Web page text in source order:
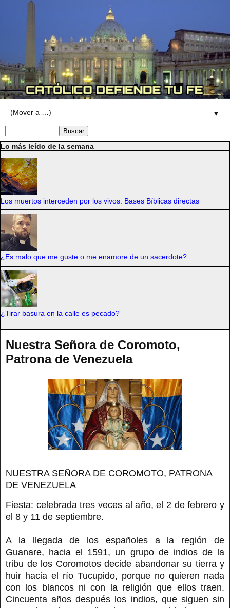
▼
Lo más leído de la semana
Los muertos interceden por los vivos. Bases Bíblicas directas
¿Es malo que me guste o me enamore de un sacerdote?
¿Tirar basura en la calle es pecado?
Nuestra Señora de Coromoto,
Patrona de Venezuela
NUESTRA SEÑORA DE COROMOTO, PATRONA
DE VENEZUELA
Fiesta: celebrada tres veces al año, el 2 de febrero y
el 8 y 11 de septiembre.
A la llegada de los españoles a la región de
Guanare, hacia el 1591, un grupo de indios de la
tribu de los Coromotos decide abandonar su tierra y
huir hacia el río Tucupido, porque no quieren nada
con los blancos ni con la religión que ellos traen.
Cincuenta años después los indios, que siguen sin